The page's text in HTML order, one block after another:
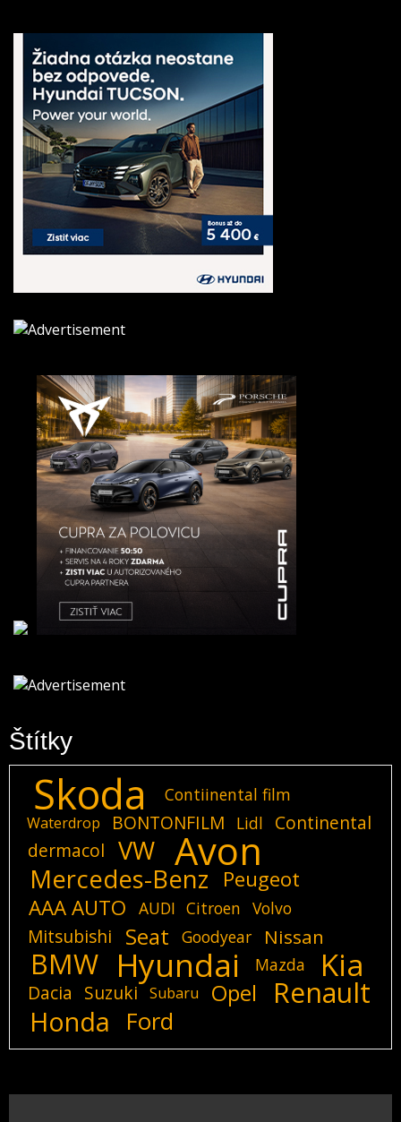
Štítky
Skoda Contiinental film
Waterdrop BONTONFILM Lidl
Continental
dermacol
VW Avon
Mercedes-Benz
Peugeot
AAA AUTO
AUDI Citroen Volvo
Mitsubishi Seat Goodyear Nissan
BMW Hyundai Mazda Kia
Dacia Suzuki Subaru Opel Renault
Honda Ford